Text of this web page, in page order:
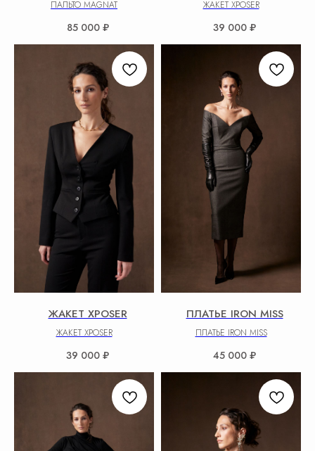
ПАЛЬТО MAGNAT
85 000 ₽
ЖАКЕТ XPOSER
39 000 ₽
ЖАКЕТ XPOSER
ЖАКЕТ XPOSER
39 000 ₽
ПЛАТЬЕ IRON MISS
ПЛАТЬЕ IRON MISS
45 000 ₽